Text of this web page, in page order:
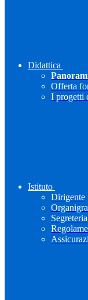
Didattica
Offerta
I progetti
Istituto
Dirigente
Segreteria